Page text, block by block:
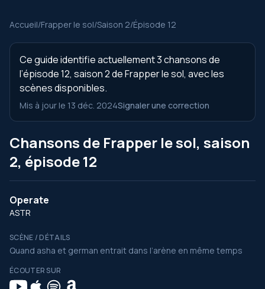
Accueil/Frapper le sol/Saison 2/Épisode 12
Ce guide identifie actuellement 3 chansons de
l’épisode 12, saison 2 de Frapper le sol, avec les
scènes disponibles.
Mis à jour le 13 déc. 2024Signaler une correction
Chansons de Frapper le sol, saison
2, épisode 12
Operate
ASTR
SCÈNE / DÉTAILS
Quand asha et german entrait dans l’arène en même temps
ÉCOUTER SUR